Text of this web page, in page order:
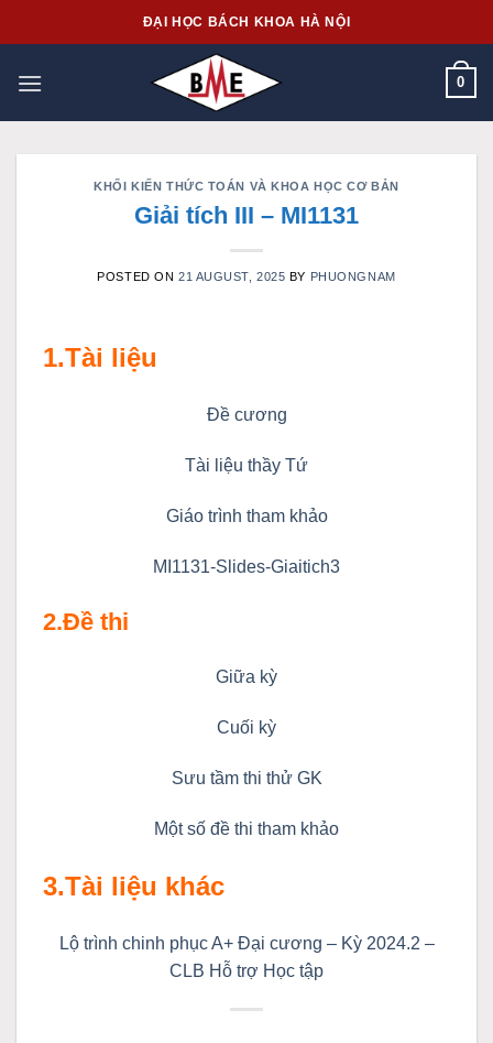
to
ĐẠI HỌC BÁCH KHOA HÀ NỘI
0
KHỐI KIẾN THỨC TOÁN VÀ KHOA HỌC CƠ BẢN
Giải tích III – MI1131
POSTED ON 21 AUGUST, 2025 BY PHUONGNAM
1.Tài liệu
Đề cương
Tài liệu thầy Tứ
Giáo trình tham khảo
MI1131-Slides-Giaitich3
2.Đề thi
Giữa kỳ
Cuối kỳ
Sưu tầm thi thử GK
Một số đề thi tham khảo
3.Tài liệu khác
Lộ trình chinh phục A+ Đại cương – Kỳ 2024.2 –
CLB Hỗ trợ Học tập